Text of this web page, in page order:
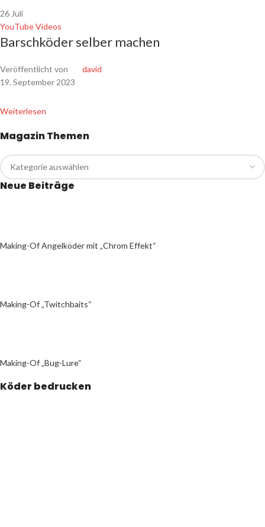
26 Juli
YouTube Videos
Barschköder selber machen
Veröffentlicht von
david
19. September 2023
Weiterlesen
Magazin Themen
Neue Beiträge
Making-Of Angelköder mit „Chrom Effekt“
Making-Of „Twitchbaits“
Making-Of „Bug-Lure“
Köder bedrucken